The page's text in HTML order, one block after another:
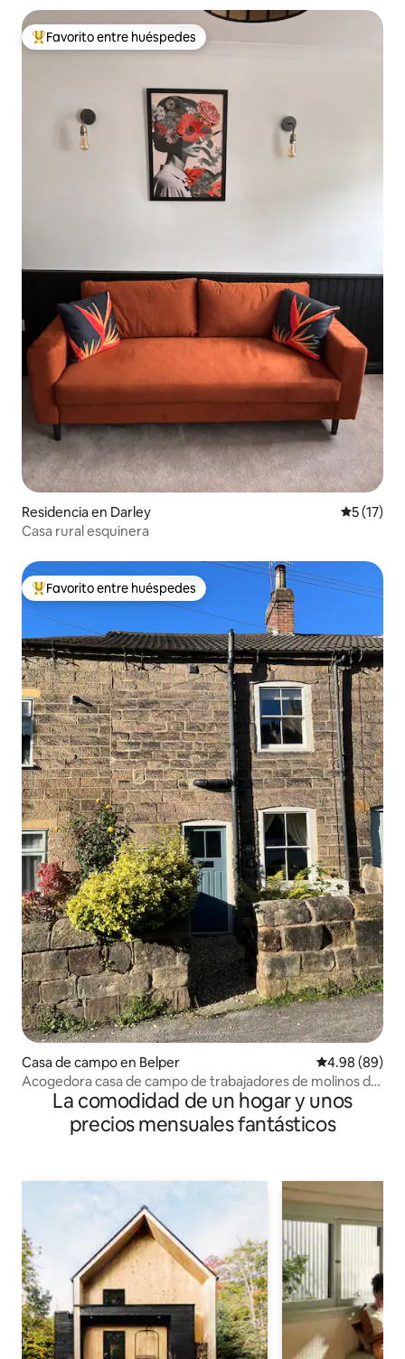
De los mejores en Favorito entre huéspedes
Favorito entre huéspedes
Residencia en Darley
5 (17)
Casa rural esquinera
De los mejores en Favorito entre huéspedes
Favorito entre huéspedes
Casa de campo en Belper Calificación
4.98 (89)
Acogedora casa de campo de trabajadores de molinos de
piedra cerca de Peak District
La comodidad de un hogar y unos
precios mensuales fantásticos